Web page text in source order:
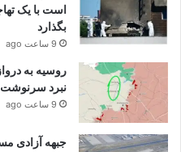
است با یک
بگذارد
9 ساعت ago
روسیه به
نبرد
9 ساعت ago
جبهه آزادی